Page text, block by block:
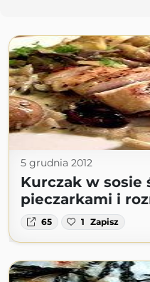
5 grudnia 2012
Kurczak w sosie
pieczarkami i
65 1 Zapisz